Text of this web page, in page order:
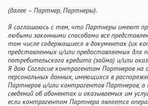
(далее – Партнер, Партнеры).
Я соглашаюсь с тем, что Партнеры имеют
любыми законными способами все
том числе содержащиеся в документах (их
представленных и/или предоставляемых для
потребительского кредита (займа) и/или
Я даю Согласие контрагентам Партнеров на
персональных данных, имеющихся в
Партнеров и/или контрагентов Партнеров,
сведений об абонентах и оказываемых им
если контрагентом Партнера является